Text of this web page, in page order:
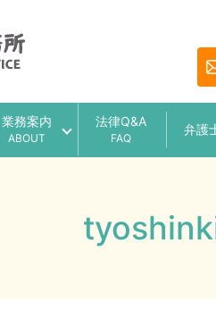
業務案内
ABOUT
法律Q&A
FAQ
弁護